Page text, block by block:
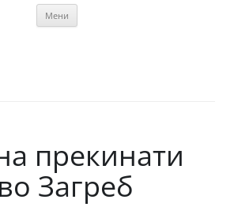
Мени
прекинати
Загреб